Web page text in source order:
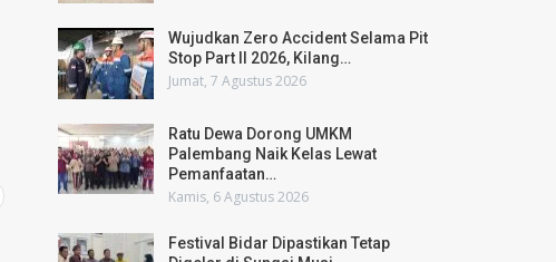
Wujudkan Zero Accident Selama Pit
Stop Part II 2026, Kilang…
Jumat, 7 Agustus 2026
Ratu Dewa Dorong UMKM
Palembang Naik Kelas Lewat
Pemanfaatan…
Kamis, 6 Agustus 2026
Festival Bidar Dipastikan Tetap